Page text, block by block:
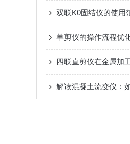
双联K0固结仪的使用
单剪仪的操作流程优